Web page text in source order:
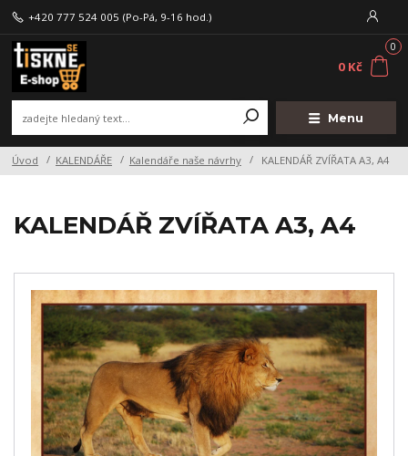
Menu
+420 777 524 005 (Po-Pá, 9-16 hod.)
0
0 Kč
Úvod KALENDÁŘE Kalendáře naše návrhy KALENDÁŘ ZVÍŘATA A3, A4
KALENDÁŘ ZVÍŘATA A3, A4